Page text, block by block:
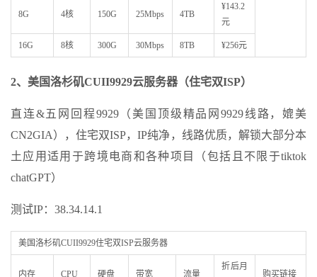
8G 4核 150G 25Mbps 4TB
¥143.2
元
16G 8核 300G 30Mbps 8TB ¥256元
2、美国洛杉矶CUII9929云服务器（住宅双ISP）
直连&五网回程9929（美国顶级精品网9929线路，媲美
CN2GIA），住宅双ISP，IP纯净，线路优质，解锁大部分本
土应用适用于跨境电商和各种项目（包括且不限于tiktok
chatGPT）
测试IP：38.34.14.1
美国洛杉矶CUII9929住宅双ISP云服务器
内存 CPU 硬盘 带宽 流量
折后月
购买链接